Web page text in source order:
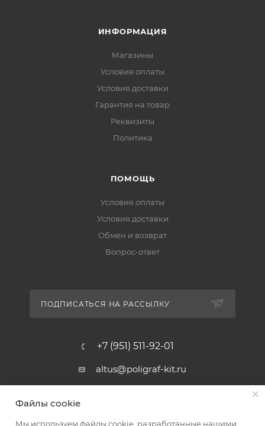
ИНФОРМАЦИЯ
Магазины
Условия оплаты
Условия доставки
Гарантия на товар
Реквизиты
Политика
ПОМОЩЬ
Условия оплаты
Условия доставки
Обмен и возврат
Вопрос-ответ
ПОДПИСАТЬСЯ НА РАССЫЛКУ
+7 (951) 511-92-01
altus@poligraf-kit.ru
Ростовская обл, Аксайский р-н,
Файлы cookie
Мы используем файлы cookie, разработанные нашими